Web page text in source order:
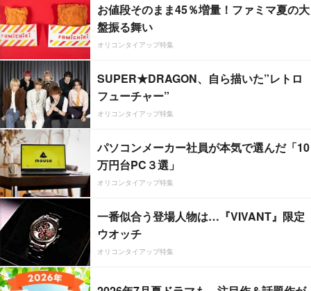
お値段そのまま45％増量！ファミマ夏の大
盤振る舞い
オリコンタイアップ特集
SUPER★DRAGON、自ら描いた”レトロ
フューチャー”
オリコンタイアップ特集
パソコンメーカー社員が本気で選んだ「10
万円台PC３選」
オリコンタイアップ特集
一番似合う登場人物は…『VIVANT』限定
ウオッチ
オリコンタイアップ特集